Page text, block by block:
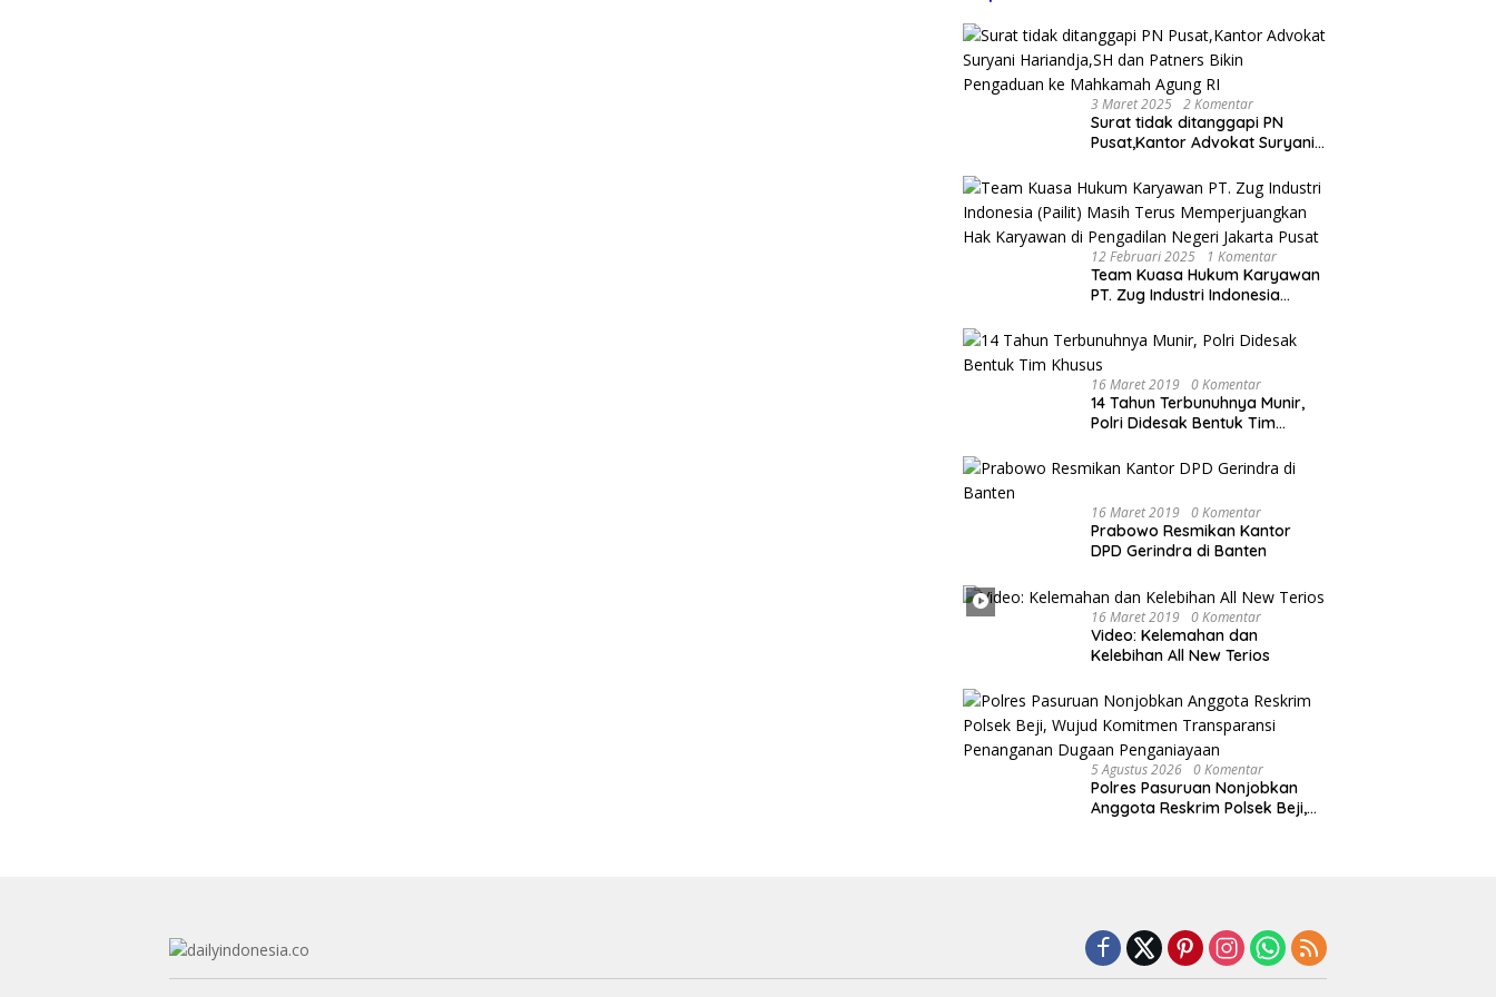
3 Maret 2025 2 Komentar
Surat tidak ditanggapi PN
Pusat,Kantor Advokat Suryani
Pengaduan ke Mahkamah
Agung RI
12 Februari 2025 1 Komentar
Team Kuasa Hukum Karyawan
PT. Zug Industri Indonesia
Memperjuangkan Hak
Karyawan di Pengadilan Negeri
Jakarta Pusat
16 Maret 2019 0 Komentar
14 Tahun Terbunuhnya Munir,
Polri Didesak Bentuk Tim
16 Maret 2019 0 Komentar
Prabowo Resmikan Kantor
DPD Gerindra di Banten
16 Maret 2019 0 Komentar
Video: Kelemahan dan
Kelebihan All New Terios
5 Agustus 2026 0 Komentar
Polres Pasuruan Nonjobkan
Anggota Reskrim Polsek Beji,